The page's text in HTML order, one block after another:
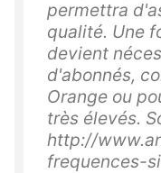
permettra
qualité. Une
devient
d'abonnés,
Orange ou
très élevés.
http://
frequences-